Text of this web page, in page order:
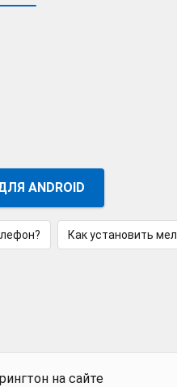
ANDROID
Как установить
на сайте